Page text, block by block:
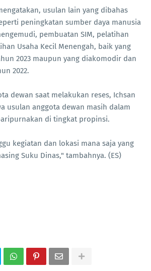
usulan lain yang dibahas
peningkatan sumber daya manusia
pembuatan SIM, pelatihan
Usaha Kecil Menengah, baik yang
2023 maupun yang diakomodir dan
2022.
dewan saat melakukan reses, Ichsan
usulan anggota dewan masih dalam
di tingkat propinsi.
kegiatan dan lokasi mana saja yang
Suku Dinas," tambahnya. (ES)